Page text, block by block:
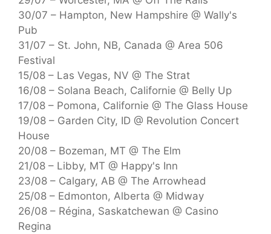
30/07 – Hampton, New Hampshire @ Wally's
Pub
31/07 – St. John, NB, Canada @ Area 506
Festival
15/08 – Las Vegas, NV @ The Strat
16/08 – Solana Beach, Californie @ Belly Up
17/08 – Pomona, Californie @ The Glass House
19/08 – Garden City, ID @ Revolution Concert
House
20/08 – Bozeman, MT @ The Elm
21/08 – Libby, MT @ Happy's Inn
23/08 – Calgary, AB @ The Arrowhead
25/08 – Edmonton, Alberta @ Midway
26/08 – Régina, Saskatchewan @ Casino
Regina